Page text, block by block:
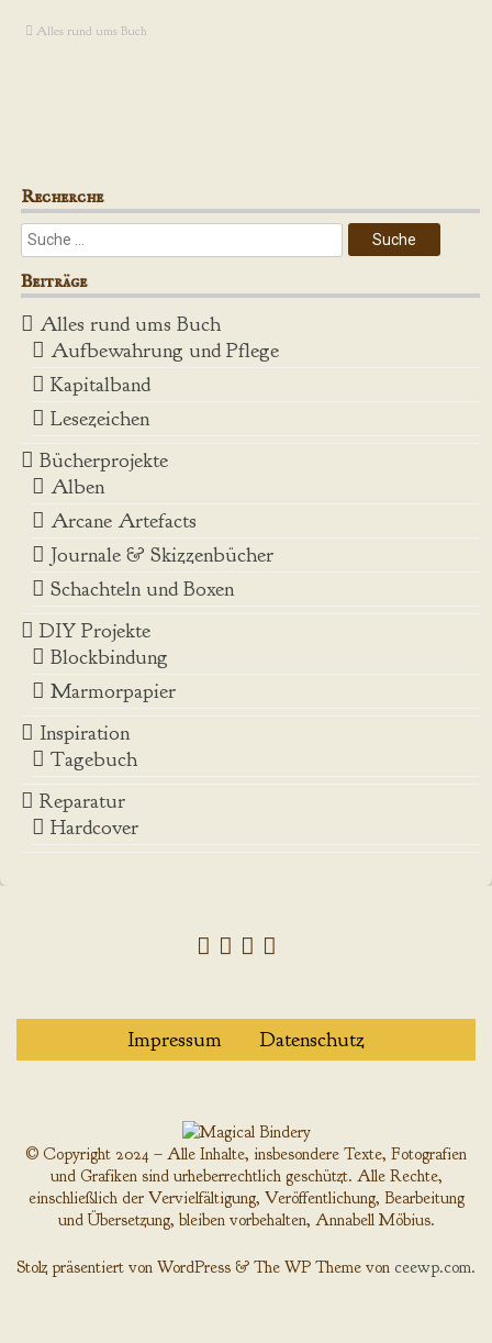
Alles rund ums Buch
Recherche
Beiträge
Alles rund ums Buch
Aufbewahrung und Pflege
Kapitalband
Lesezeichen
Bücherprojekte
Alben
Arcane Artefacts
Journale & Skizzenbücher
Schachteln und Boxen
DIY Projekte
Blockbindung
Marmorpapier
Inspiration
Tagebuch
Reparatur
Hardcover
Impressum Datenschutz
© Copyright 2024 – Alle Inhalte, insbesondere Texte, Fotografien
und Grafiken sind urheberrechtlich geschützt. Alle Rechte,
einschließlich der Vervielfältigung, Veröffentlichung, Bearbeitung
und Übersetzung, bleiben vorbehalten, Annabell Möbius.
Stolz präsentiert von WordPress & The WP Theme von ceewp.com.